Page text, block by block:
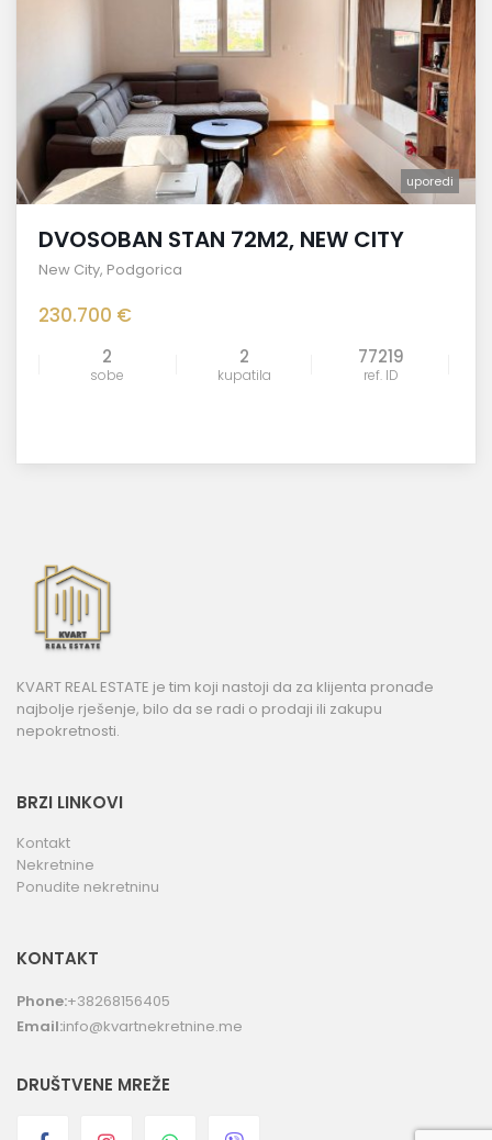
uporedi
DVOSOBAN STAN 72M2, NEW CITY
New City, Podgorica
230.700 €
2
sobe
2
kupatila
77219
ref. ID
KVART REAL ESTATE je tim koji nastoji da za klijenta pronađe
najbolje rješenje, bilo da se radi o prodaji ili zakupu
nepokretnosti.
BRZI LINKOVI
Kontakt
Nekretnine
Ponudite nekretninu
KONTAKT
Phone:+38268156405
Email:info@kvartnekretnine.me
DRUŠTVENE MREŽE